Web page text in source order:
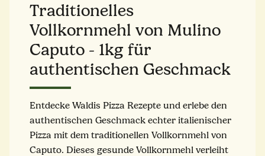
Traditionelles
Vollkornmehl von Mulino
Caputo - 1kg für
authentischen Geschmack
Entdecke Waldis Pizza Rezepte und erlebe den
authentischen Geschmack echter italienischer
Pizza mit dem traditionellen Vollkornmehl von
Caputo. Dieses gesunde Vollkornmehl verleiht